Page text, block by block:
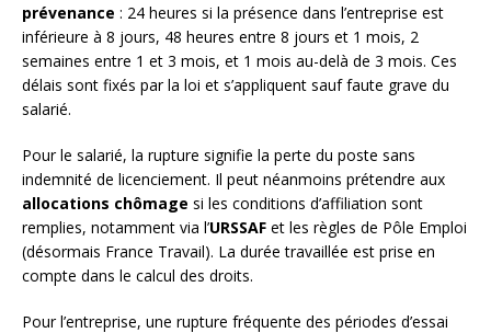
prévenance : 24 heures si la présence dans l’entreprise est
inférieure à 8 jours, 48 heures entre 8 jours et 1 mois, 2
semaines entre 1 et 3 mois, et 1 mois au-delà de 3 mois. Ces
délais sont fixés par la loi et s’appliquent sauf faute grave du
salarié.
Pour le salarié, la rupture signifie la perte du poste sans
indemnité de licenciement. Il peut néanmoins prétendre aux
allocations chômage si les conditions d’affiliation sont
remplies, notamment via l’URSSAF et les règles de Pôle Emploi
(désormais France Travail). La durée travaillée est prise en
compte dans le calcul des droits.
Pour l’entreprise, une rupture fréquente des périodes d’essai